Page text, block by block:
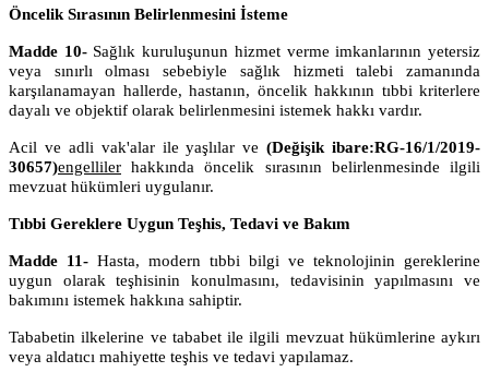
Öncelik Sırasının Belirlenmesini İsteme
Madde 10- Sağlık kuruluşunun hizmet verme imkanlarının yetersiz
veya sınırlı olması sebebiyle sağlık hizmeti talebi zamanında
karşılanamayan hallerde, hastanın, öncelik hakkının tıbbi kriterlere
dayalı ve objektif olarak belirlenmesini istemek hakkı vardır.
Acil ve adli vak'alar ile yaşlılar ve(Değişik ibare:RG-16/1/2019-
30657)engelliler hakkında öncelik sırasının belirlenmesinde ilgili
mevzuat hükümleri uygulanır.
Tıbbi Gereklere Uygun Teşhis, Tedavi ve Bakım
Madde 11- Hasta, modern tıbbi bilgi ve teknolojinin gereklerine
uygun olarak teşhisinin konulmasını, tedavisinin yapılmasını ve
bakımını istemek hakkına sahiptir.
Tababetin ilkelerine ve tababet ile ilgili mevzuat hükümlerine aykırı
veya aldatıcı mahiyette teşhis ve tedavi yapılamaz.